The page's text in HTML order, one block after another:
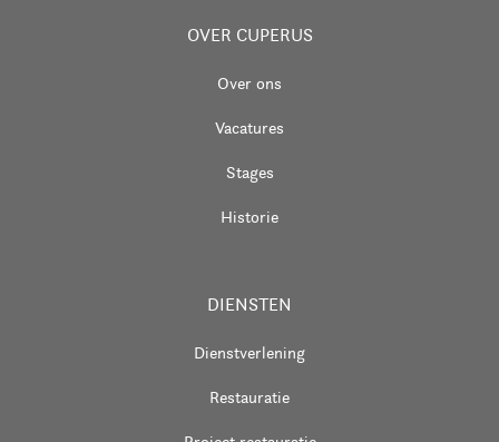
OVER CUPERUS
Over ons
Vacatures
Stages
Historie
DIENSTEN
Dienstverlening
Restauratie